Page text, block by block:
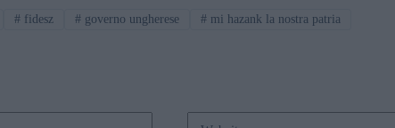
# fidesz # governo ungherese #mi hazank la nostra patria